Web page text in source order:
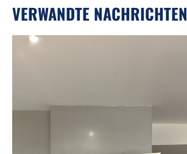
VERWANDTE NACHRICHTEN